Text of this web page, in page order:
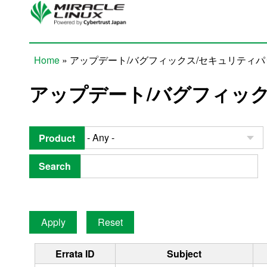
Skip to main content
Home » アップデート/バグフィックス/セキュリティ
アップデート/バグフィッ
Product
Search
Errata ID
Subject